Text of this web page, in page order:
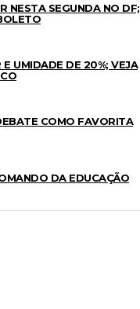
NESTA SEGUNDA NO DF;
UMIDADE DE 20%; VEJA
COMO FAVORITA
DA EDUCAÇÃO